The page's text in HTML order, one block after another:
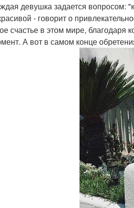
девушка задается вопросом:
- говорит о
счастье в этом мире, благодаря
А вот в самом конце